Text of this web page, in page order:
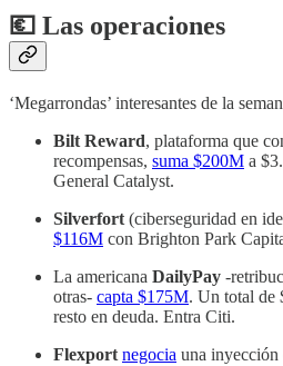
💶 Las operaciones
‘Megarrondas’ interesantes de la
Bilt Reward, plataforma que
recompensas, suma $200M a
General Catalyst.
Silverfort (ciberseguridad en
$116M con Brighton Park
La americana DailyPay -
otras- capta $175M. Un total de
resto en deuda. Entra Citi.
Flexport negocia una